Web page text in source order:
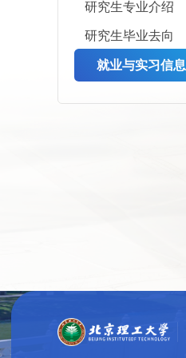
研究生专业介绍
研究生毕业去向
就业与实习信息